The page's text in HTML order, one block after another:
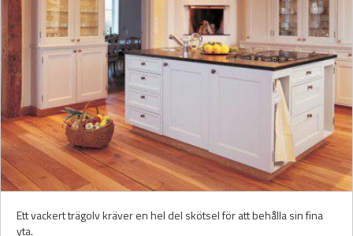
Ett vackert trägolv kräver en hel del skötsel för att behålla sin fina
yta.